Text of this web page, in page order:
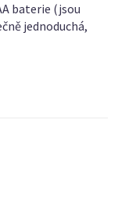
baterie (jsou
jednoduchá,